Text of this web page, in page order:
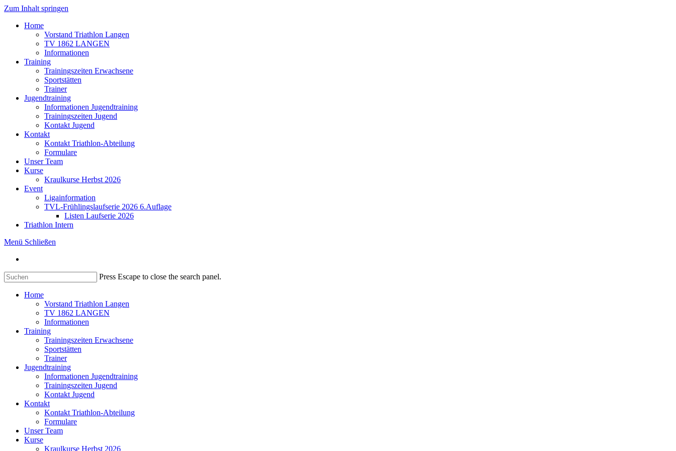
Zum Inhalt springen
Home
Vorstand Triathlon Langen
TV 1862 LANGEN
Informationen
Training
Trainingszeiten Erwachsene
Sportstätten
Trainer
Jugendtraining
Informationen Jugendtraining
Trainingszeiten Jugend
Kontakt Jugend
Kontakt
Kontakt Triathlon-Abteilung
Formulare
Unser Team
Kurse
Kraulkurse Herbst 2026
Event
Ligainformation
TVL-Frühlingslaufserie 2026 6.Auflage
Listen Laufserie 2026
Triathlon Intern
Menü Schließen
Press Escape to close the search panel.
Home
Vorstand Triathlon Langen
TV 1862 LANGEN
Informationen
Training
Trainingszeiten Erwachsene
Sportstätten
Trainer
Jugendtraining
Informationen Jugendtraining
Trainingszeiten Jugend
Kontakt Jugend
Kontakt
Kontakt Triathlon-Abteilung
Formulare
Unser Team
Kurse
Kraulkurse Herbst 2026